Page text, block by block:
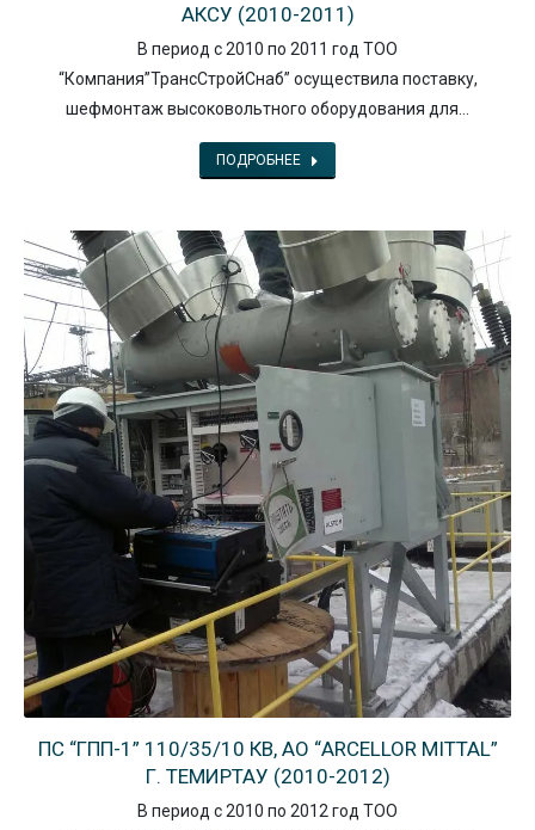
АКСУ (2010-2011)
В период с 2010 по 2011 год ТОО
“Компания”ТрансСтройСнаб” осуществила поставку,
шефмонтаж высоковольтного оборудования для…
ПОДРОБНЕЕ
ПС “ГПП-1” 110/35/10 КВ, АО “ARCELLOR MITTAL”
Г. ТЕМИРТАУ (2010-2012)
В период с 2010 по 2012 год ТОО